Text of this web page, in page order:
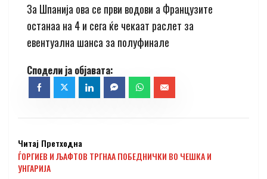
За Шпанија ова се први водови а Французите
останаа на 4 и сега ќе чекаат раслет за
евентуална шанса за полуфинале
Читај Претходна
ЃОРГИЕВ И ЉАФТОВ ТРГНАА ПОБЕДНИЧКИ ВО ЧЕШКА И
УНГАРИЈА